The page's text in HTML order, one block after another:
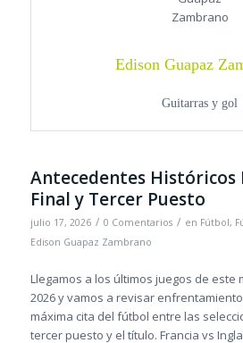
Edison Guapaz
Guitarras y gol
Antecedentes Históricos
Final y Tercer Puesto
julio 17, 2026 / 0 Comentarios / en Fútbol,
Edison Guapaz Zambrano
Llegamos a los últimos juegos de este
2026 y vamos a revisar
máxima cita del fútbol entre las
tercer puesto y el título. Francia vs